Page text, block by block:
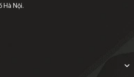
Hà Nội.